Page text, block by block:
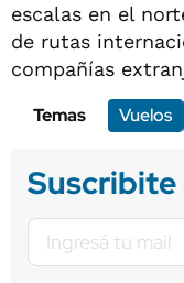
escalas en el
de rutas
compañías
Temas
Vuelos